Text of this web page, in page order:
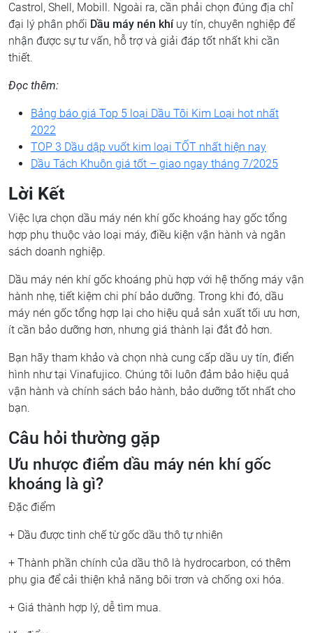
Castrol, Shell, Mobill. Ngoài ra, cần phải chọn đúng địa chỉ
đại lý phân phối Dầu máy nén khí uy tín, chuyên nghiệp để
nhận được sự tư vấn, hỗ trợ và giải đáp tốt nhất khi cần
thiết.
Đọc thêm:
Bảng báo giá Top 5 loại Dầu Tôi Kim Loại hot nhất
2022
TOP 3 Dầu dập vuốt kim loại TỐT nhất hiện nay
Dầu Tách Khuôn giá tốt – giao ngay tháng 7/2025
Lời Kết
Việc lựa chọn dầu máy nén khí gốc khoáng hay gốc tổng
hợp phụ thuộc vào loại máy, điều kiện vận hành và ngân
sách doanh nghiệp.
Dầu máy nén khí gốc khoáng phù hợp với hệ thống máy vận
hành nhẹ, tiết kiệm chi phí bảo dưỡng. Trong khi đó, dầu
máy nén gốc tổng hợp lại cho hiệu quả sản xuất tối ưu hơn,
ít cần bảo dưỡng hơn, nhưng giá thành lại đắt đỏ hơn.
Bạn hãy tham khảo và chọn nhà cung cấp dầu uy tín, điển
hình như tại Vinafujico. Chúng tôi luôn đảm bảo hiệu quả
vận hành và chính sách bảo hành, bảo dưỡng tốt nhất cho
bạn.
Câu hỏi thường gặp
Ưu nhược điểm dầu máy nén khí gốc
khoáng là gì?
Đặc điểm
+ Dầu được tinh chế từ gốc dầu thô tự nhiên
+ Thành phần chính của dầu thô là hydrocarbon, có thêm
phụ gia để cải thiện khả năng bôi trơn và chống oxi hóa.
+ Giá thành hợp lý, dễ tìm mua.